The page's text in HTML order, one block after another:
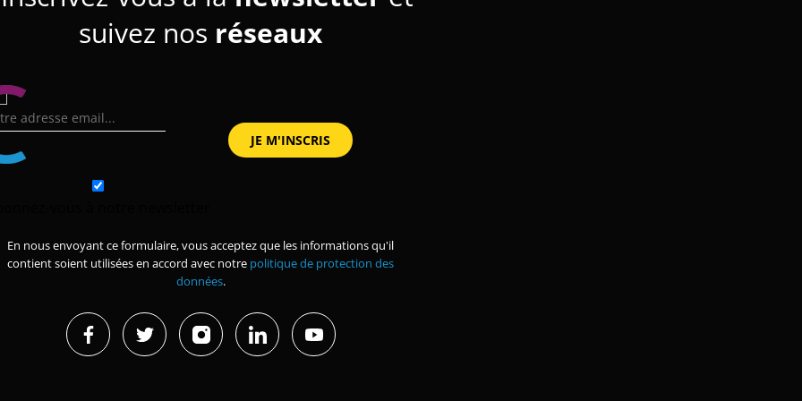
suivez nos réseaux
En nous envoyant ce formulaire, vous acceptez que les informations qu'il
contient soient utilisées en accord avec notre politique de protection des
données.